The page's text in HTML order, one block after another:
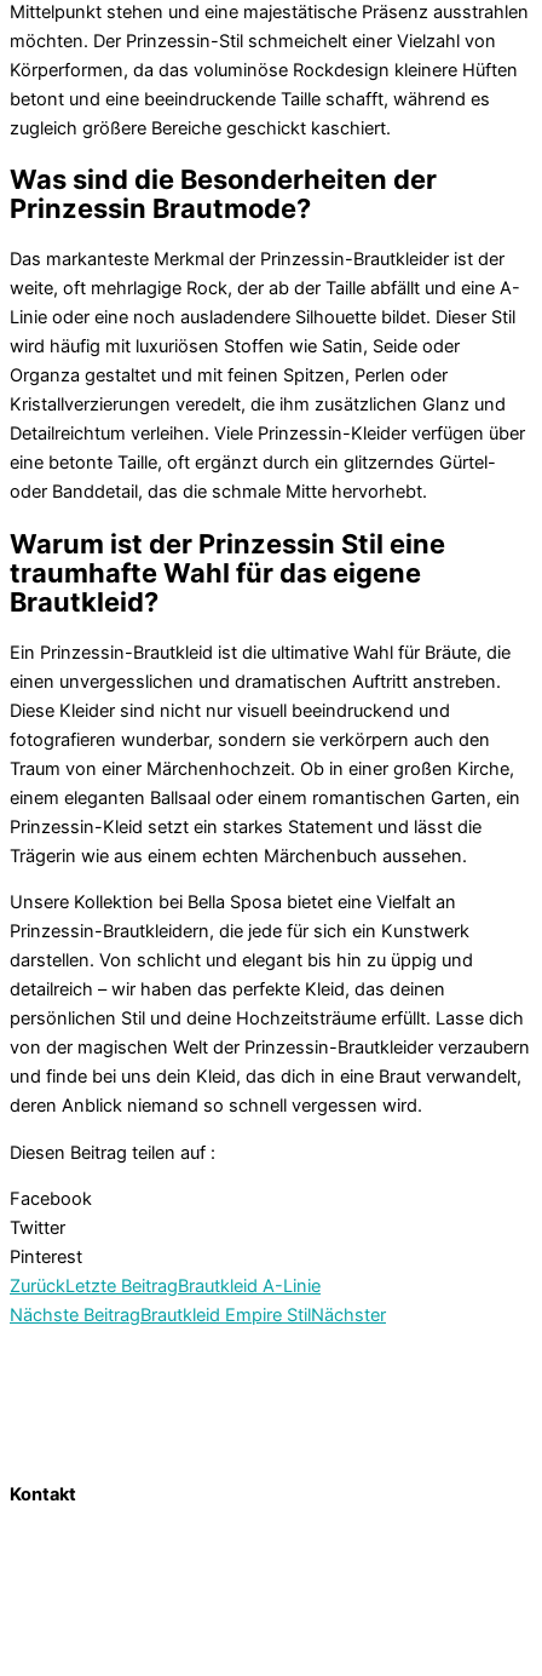
Mittelpunkt stehen und eine majestätische Präsenz ausstrahlen
möchten. Der Prinzessin-Stil schmeichelt einer Vielzahl von
Körperformen, da das voluminöse Rockdesign kleinere Hüften
betont und eine beeindruckende Taille schafft, während es
zugleich größere Bereiche geschickt kaschiert.
Was sind die Besonderheiten der
Prinzessin Brautmode?
Das markanteste Merkmal der Prinzessin-Brautkleider ist der
weite, oft mehrlagige Rock, der ab der Taille abfällt und eine A-
Linie oder eine noch ausladendere Silhouette bildet. Dieser Stil
wird häufig mit luxuriösen Stoffen wie Satin, Seide oder
Organza gestaltet und mit feinen Spitzen, Perlen oder
Kristallverzierungen veredelt, die ihm zusätzlichen Glanz und
Detailreichtum verleihen. Viele Prinzessin-Kleider verfügen über
eine betonte Taille, oft ergänzt durch ein glitzerndes Gürtel-
oder Banddetail, das die schmale Mitte hervorhebt.
Warum ist der Prinzessin Stil eine
traumhafte Wahl für das eigene
Brautkleid?
Ein Prinzessin-Brautkleid ist die ultimative Wahl für Bräute, die
einen unvergesslichen und dramatischen Auftritt anstreben.
Diese Kleider sind nicht nur visuell beeindruckend und
fotografieren wunderbar, sondern sie verkörpern auch den
Traum von einer Märchenhochzeit. Ob in einer großen Kirche,
einem eleganten Ballsaal oder einem romantischen Garten, ein
Prinzessin-Kleid setzt ein starkes Statement und lässt die
Trägerin wie aus einem echten Märchenbuch aussehen.
Unsere Kollektion bei Bella Sposa bietet eine Vielfalt an
Prinzessin-Brautkleidern, die jede für sich ein Kunstwerk
darstellen. Von schlicht und elegant bis hin zu üppig und
detailreich – wir haben das perfekte Kleid, das deinen
persönlichen Stil und deine Hochzeitsträume erfüllt. Lasse dich
von der magischen Welt der Prinzessin-Brautkleider verzaubern
und finde bei uns dein Kleid, das dich in eine Braut verwandelt,
deren Anblick niemand so schnell vergessen wird.
Diesen Beitrag teilen auf :
Facebook
Twitter
Pinterest
ZurückLetzte BeitragBrautkleid A-Linie
Nächste BeitragBrautkleid Empire StilNächster
Kontakt